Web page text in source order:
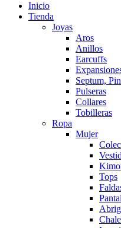
Inicio
Tienda
Joyas
Aros
Anillos
Earcuffs
Septum,
Pulseras
Collares
Tobilleras
Ropa
Mujer
Tops